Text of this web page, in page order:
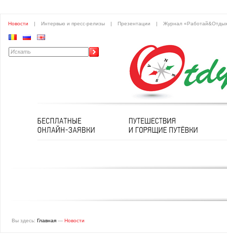
Новости | Интервью и пресс-релизы | Презентации | Журнал
Вы здесь: Главная — Новости